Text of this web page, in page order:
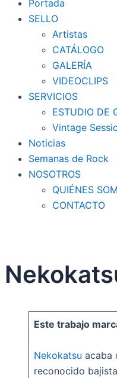
Portada
SELLO
Artistas
CATÁLOGO
GALERÍA
VIDEOCLIPS
SERVICIOS
ESTUDIO DE
Vintage
Noticias
Semanas de Rock
NOSOTROS
QUIÉNES
CONTACTO
Este trabajo
Nekokatsu acaba
reconocido